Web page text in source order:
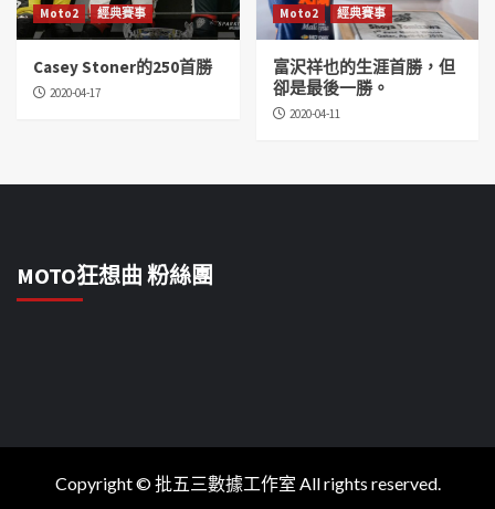
Moto2 經典賽事
Casey Stoner的250首勝
2020-04-17
Moto2 經典賽事
富沢祥也的生涯首勝，但
卻是最後一勝。
2020-04-11
MOTO狂想曲 粉絲團
Copyright © 批五三數據工作室 All rights reserved.